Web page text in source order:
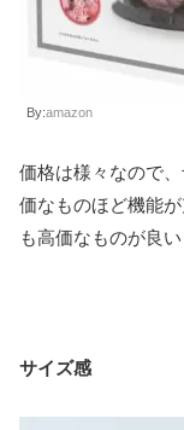
By:amazon
価格は様々なので
価なものほど機能
も高価なものが良
サイズ感